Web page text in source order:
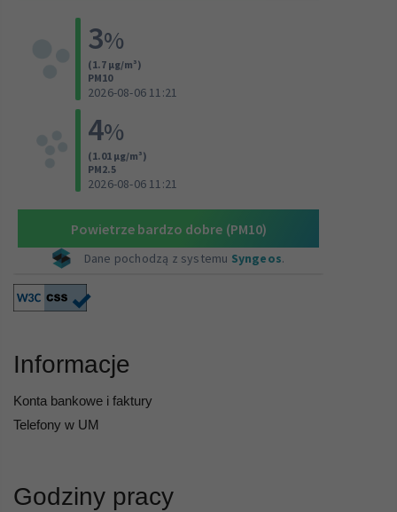
Informacje
Konta bankowe i faktury
Telefony w UM
Godziny pracy